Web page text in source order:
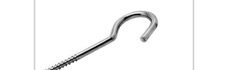
Заклепки (Гайки-Заклепки)
Инструмент